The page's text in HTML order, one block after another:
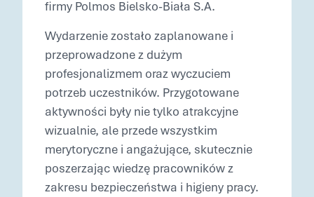
firmy Polmos Bielsko-Biała S.A.
Wydarzenie zostało zaplanowane i
przeprowadzone z dużym
profesjonalizmem oraz wyczuciem
potrzeb uczestników. Przygotowane
aktywności były nie tylko atrakcyjne
wizualnie, ale przede wszystkim
merytoryczne i angażujące, skutecznie
poszerzając wiedzę pracowników z
zakresu bezpieczeństwa i higieny pracy.